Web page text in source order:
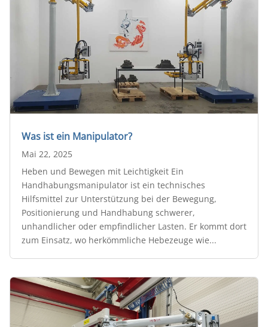
Was ist ein Manipulator?
Mai 22, 2025
Heben und Bewegen mit Leichtigkeit Ein
Handhabungsmanipulator ist ein technisches
Hilfsmittel zur Unterstützung bei der Bewegung,
Positionierung und Handhabung schwerer,
unhandlicher oder empfindlicher Lasten. Er kommt dort
zum Einsatz, wo herkömmliche Hebezeuge wie...